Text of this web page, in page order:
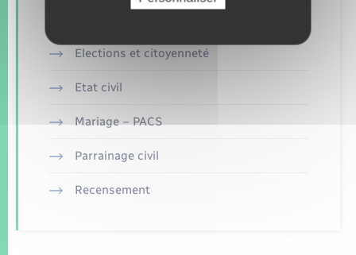
Elections et citoyenneté
Etat civil
Mariage – PACS
Parrainage civil
Recensement